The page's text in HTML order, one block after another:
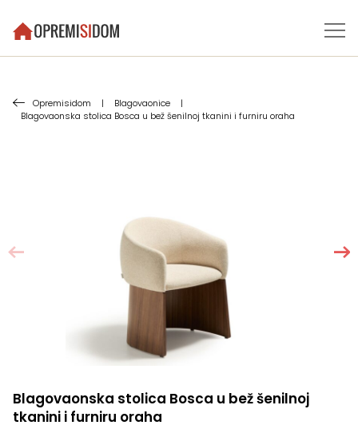
Opremisidom | Blagovaonice
|
Blagovaonska stolica Bosca u bež šenilnoj tkanini i furniru oraha
Blagovaonska stolica Bosca u bež šenilnoj
tkanini i furniru oraha